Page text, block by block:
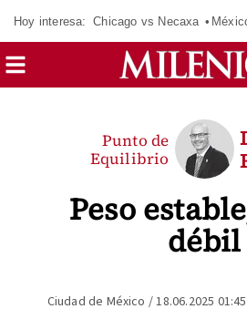
Hoy interesa: Chicago vs Necaxa
Peso
débil
Punto de
Equilibrio
Ciudad de México /18.06.2025